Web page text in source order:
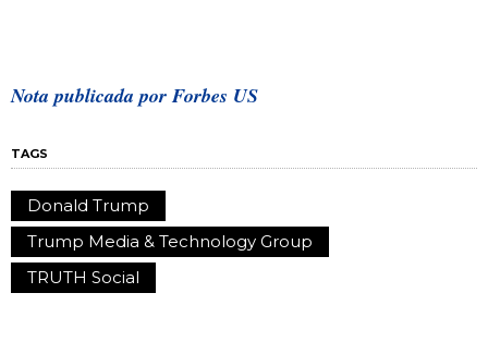
Nota publicada por Forbes US
TAGS
Donald Trump
Trump Media & Technology Group
TRUTH Social